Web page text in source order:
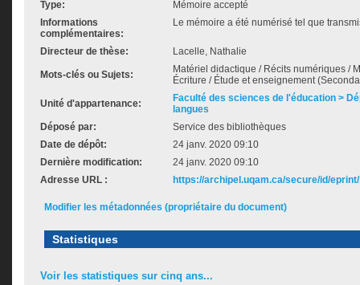
Type:
Mémoire accepté
Informations
complémentaires:
Le mémoire a été numérisé tel que
Directeur de thèse: Lacelle, Nathalie
Mots-clés ou Sujets:
Matériel didactique / Récits numériques /
Écriture / Étude et enseignement
Unité d'appartenance:
Faculté des sciences de l'éducation >
langues
Déposé par:
Service des bibliothèques
Date de dépôt:
24 janv. 2020 09:10
Dernière modification:
24 janv. 2020 09:10
Adresse URL :
https://archipel.uqam.ca/secure/id/
Modifier les métadonnées (propriétaire du document)
Statistiques
Voir les statistiques sur cinq ans...